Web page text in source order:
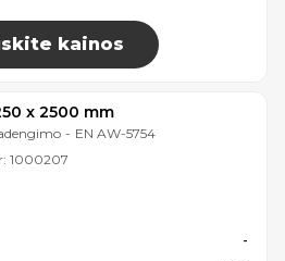
kainos
x 2500 mm
- EN AW-5754
1000207
-